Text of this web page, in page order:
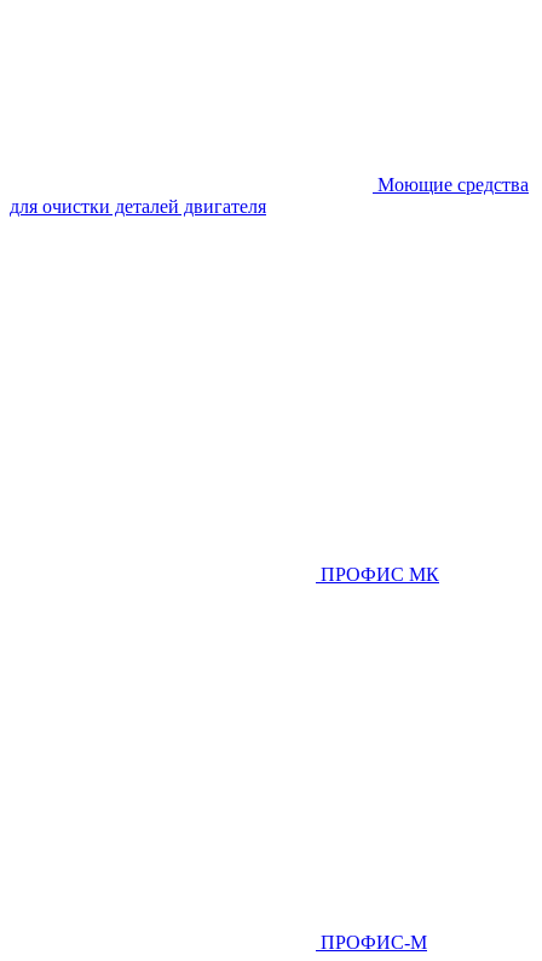
Моющие средства
для очистки деталей двигателя
ПРОФИС МК
ПРОФИС-М